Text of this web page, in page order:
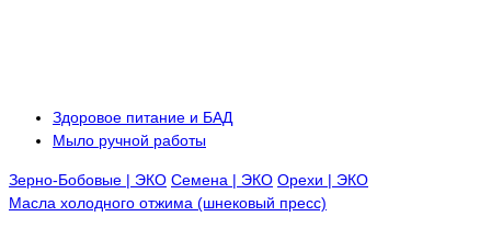
Здоровое питание и БАД
Мыло ручной работы
Зерно-Бобовые | ЭКО Семена | ЭКО Орехи | ЭКО
Масла холодного отжима (шнековый пресс)